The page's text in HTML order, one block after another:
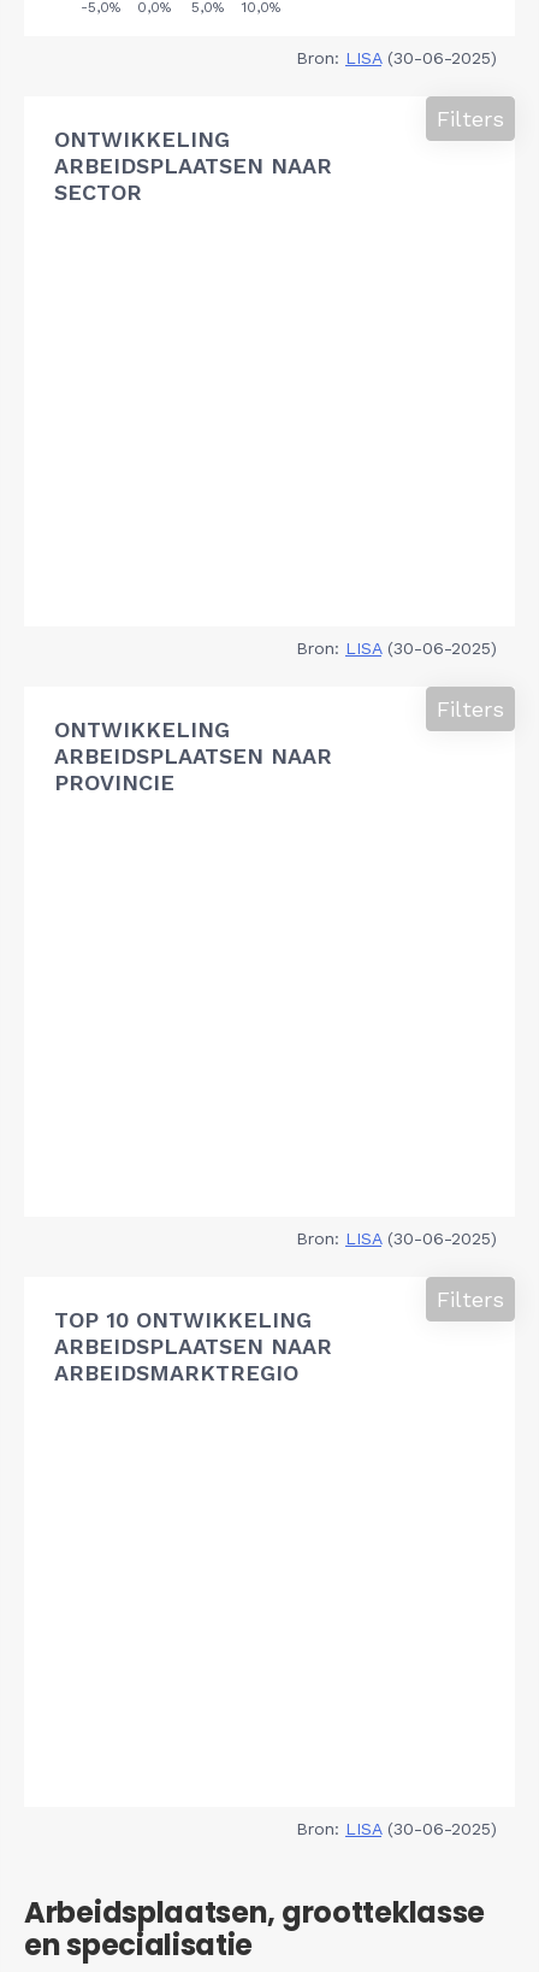
Bron: LISA(30-06-2025)
ONTWIKKELING
ARBEIDSPLAATSEN NAAR
SECTOR
Filters
Bron: LISA(30-06-2025)
ONTWIKKELING
ARBEIDSPLAATSEN NAAR
PROVINCIE
Filters
Bron: LISA(30-06-2025)
TOP 10 ONTWIKKELING
ARBEIDSPLAATSEN NAAR
ARBEIDSMARKTREGIO
Filters
Bron: LISA(30-06-2025)
Arbeidsplaatsen, grootteklasse
en specialisatie